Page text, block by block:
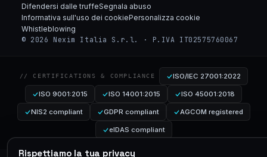
Rispettiamo la tua privacy
Difendersi dalle truffeSegnala abuso
Informativa sull'uso dei cookiePersonalizza cookie
Whistleblowing
© 2026 Nexim Italia S.r.l. · P.IVA IT02575760067
// CERTIFICATIONS & COMPLIANCE ISO/IEC 27001:2022
ISO 9001:2015 ISO 14001:2015 ISO 45001:2018
NIS2 compliant GDPR compliant AGCOM registered
eIDAS compliant